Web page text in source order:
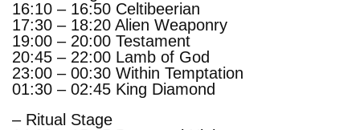
16:10 – 16:50 Celtibeerian
17:30 – 18:20 Alien Weaponry
19:00 – 20:00 Testament
20:45 – 22:00 Lamb of God
23:00 – 00:30 Within Temptation
01:30 – 02:45 King Diamond
– Ritual Stage